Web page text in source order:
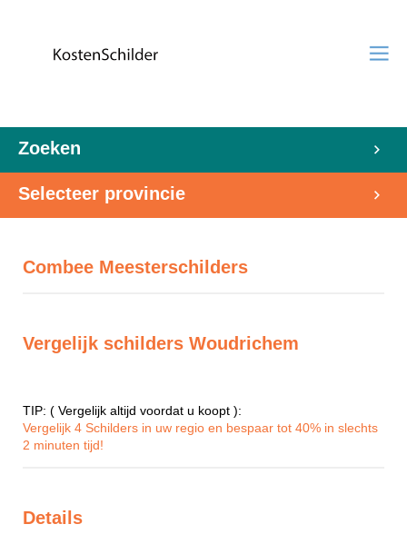
Zoeken
Selecteer provincie
Combee Meesterschilders
Vergelijk schilders Woudrichem
TIP: ( Vergelijk altijd voordat u koopt ):
Vergelijk 4 Schilders in uw regio en bespaar tot 40% in slechts
2 minuten tijd!
Details